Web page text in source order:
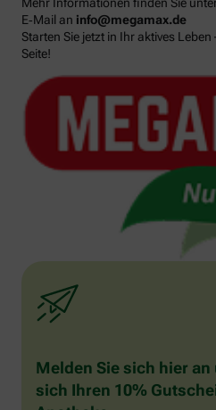
E‑Mail an info@megamax.de
Starten Sie jetzt in Ihr aktives Leben
Seite!
Melden Sie sich hier
sich Ihren 10%